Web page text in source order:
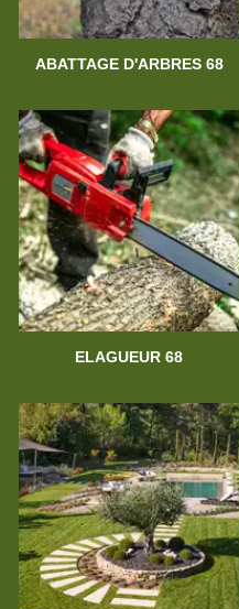
ABATTAGE D'ARBRES 68
ELAGUEUR 68